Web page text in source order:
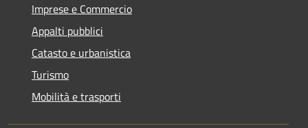
Imprese e Commercio
Appalti pubblici
Catasto e urbanistica
Turismo
Mobilità e trasporti